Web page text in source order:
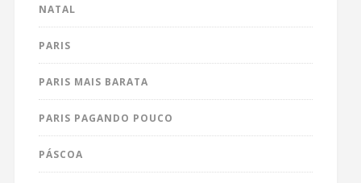
NATAL
PARIS
PARIS MAIS BARATA
PARIS PAGANDO POUCO
PÁSCOA